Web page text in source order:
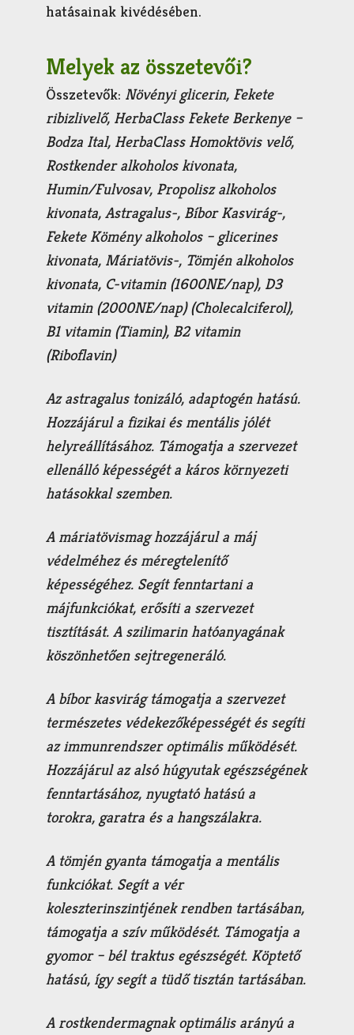
hatásainak kivédésében.
Melyek az összetevői?
Összetevők: Növényi glicerin, Fekete
ribizlivelő, HerbaClass Fekete Berkenye –
Bodza Ital, HerbaClass Homoktövis velő,
Rostkender alkoholos kivonata,
Humin/Fulvosav, Propolisz alkoholos
kivonata, Astragalus-, Bíbor Kasvirág-,
Fekete Kömény alkoholos – glicerines
kivonata, Máriatövis-, Tömjén alkoholos
kivonata, C-vitamin (1600NE/nap), D3
vitamin (2000NE/nap) (Cholecalciferol),
B1 vitamin (Tiamin), B2 vitamin
(Riboflavin)
Azastragalus tonizáló, adaptogén hatású.
Hozzájárul a fizikai és mentális jólét
helyreállításához. Támogatja a szervezet
ellenálló képességét a káros környezeti
hatásokkal szemben.
Amáriatövismaghozzájárul a máj
védelméhez és méregtelenítő
képességéhez. Segít fenntartani a
májfunkciókat, erősíti a szervezet
tisztítását. A szilimarin hatóanyagának
köszönhetően sejtregeneráló.
Abíbor kasvirágtámogatja a szervezet
természetes védekezőképességét és segíti
az immunrendszer optimális működését.
Hozzájárul az alsó húgyutak egészségének
fenntartásához, nyugtató hatású a
torokra, garatra és a hangszálakra.
A tömjén gyanta támogatja a mentális
funkciókat. Segít a vér
koleszterinszintjének rendben tartásában,
támogatja a szív működését. Támogatja a
gyomor – bél traktus egészségét. Köptető
hatású, így segít a tüdő tisztán tartásában.
Arostkendermagnak optimális arányú a